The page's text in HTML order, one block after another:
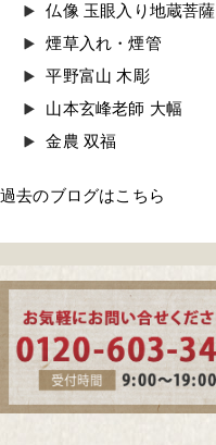
仏像 玉眼入り地蔵菩薩
煙草入れ・煙管
平野富山 木彫
山本玄峰老師 大幅
金農 双福
過去のブログはこちら